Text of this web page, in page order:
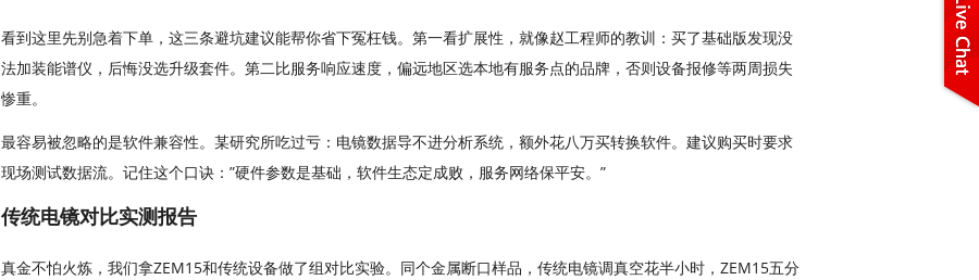
看到这里先别急着下单，这三条避坑建议能帮你省下冤枉钱。第一看扩展性，就像赵工程师的教训：买了基础版发现没
法加装能谱仪，后悔没选升级套件。第二比服务响应速度，偏远地区选本地有服务点的品牌，否则设备报修等两周损失
惨重。
最容易被忽略的是软件兼容性。某研究所吃过亏：电镜数据导不进分析系统，额外花八万买转换软件。建议购买时要求
现场测试数据流。记住这个口诀：”硬件参数是基础，软件生态定成败，服务网络保平安。”
传统电镜对比实测报告
真金不怕火炼，我们拿ZEM15和传统设备做了组对比实验。同个金属断口样品，传统电镜调真空花半小时，ZEM15五分